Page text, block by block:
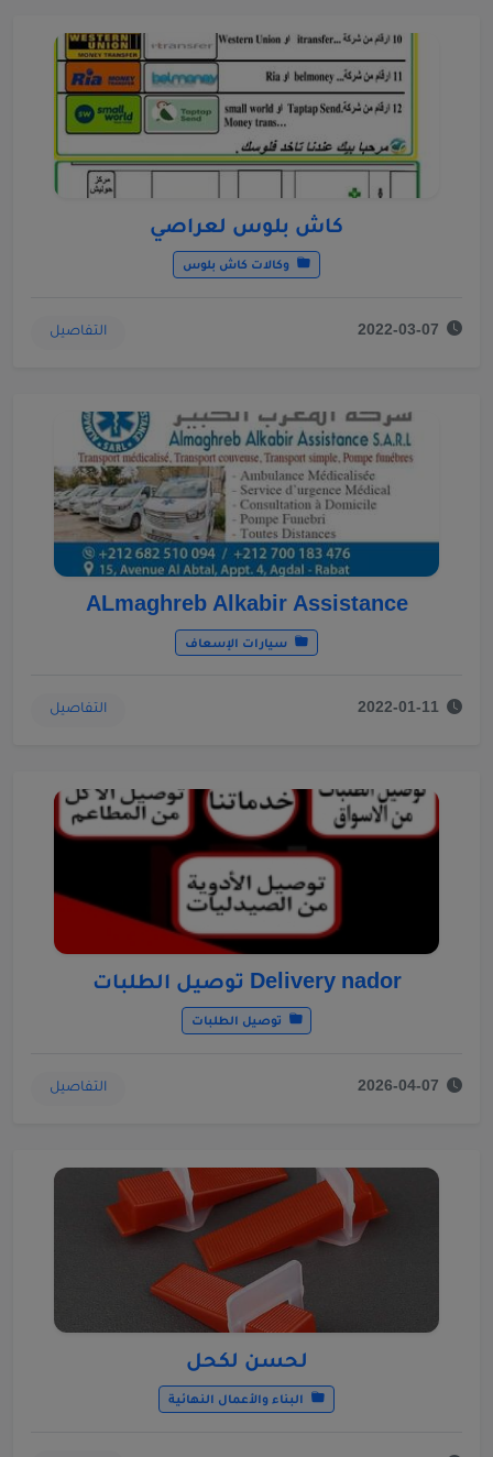
كاش بلوس لعراصي
وكالات كاش بلوس
2022-03-07 التفاصيل
ALmaghreb Alkabir Assistance
سيارات الإسعاف
2022-01-11 التفاصيل
Delivery nador توصيل الطلبات
توصيل الطلبات
2026-04-07 التفاصيل
لحسن لكحل
البناء والأعمال النهائية